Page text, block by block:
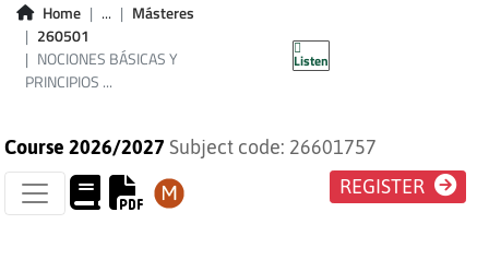
Home ...
Másteres
260501
NOCIONES BÁSICAS Y
PRINCIPIOS ...
Listen
FUNDAMENTALES
DE BIODERECHO
Course 2026/2027 Subject code: 26601757
REGISTER